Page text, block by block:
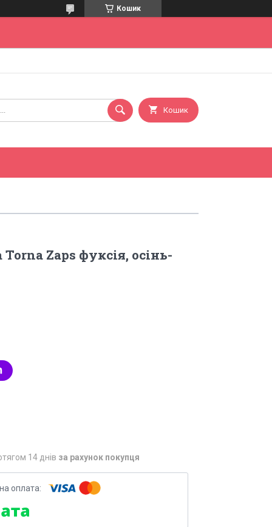
Кошик
Кошик
Zaps фуксія, осінь-
14 днів за рахунок покупця